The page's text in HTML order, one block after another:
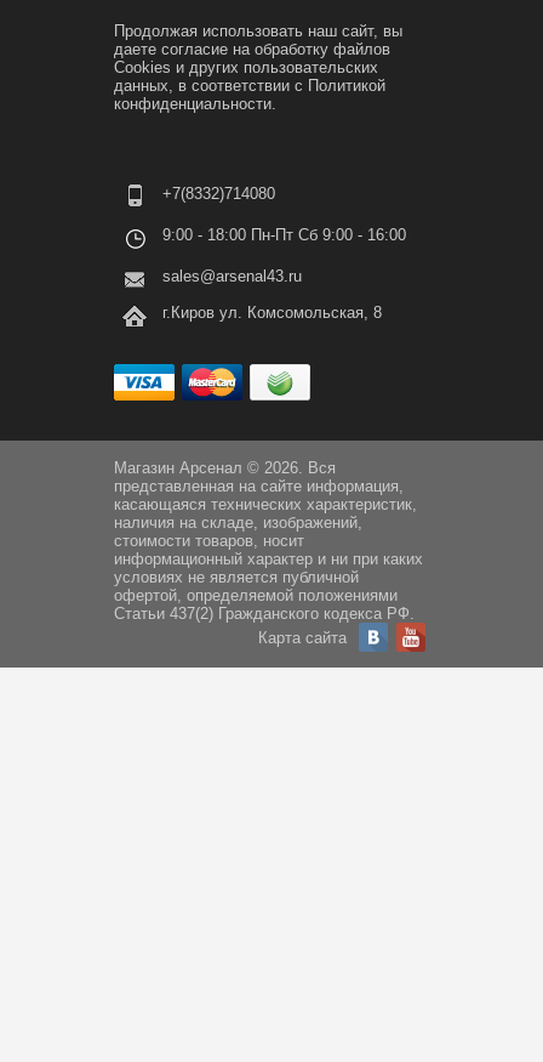
Продолжая использовать наш сайт, вы
даете согласие на обработку файлов
Cookies и других пользовательских
данных, в соответствии с Политикой
конфиденциальности.
+7(8332)714080
9:00 - 18:00 Пн-Пт Сб 9:00 - 16:00
sales@arsenal43.ru
г.Киров ул. Комсомольская, 8
Магазин Арсенал © 2026. Вся
представленная на сайте информация,
касающаяся технических характеристик,
наличия на складе, изображений,
стоимости товаров, носит
информационный характер и ни при каких
условиях не является публичной
офертой, определяемой положениями
Статьи 437(2) Гражданского кодекса РФ.
Карта сайта